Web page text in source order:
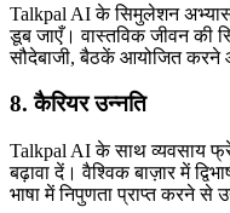
Talkpal AI के सिमुलेशन अभ्यासों
डूब जाएँ। वास्तविक जीवन की
सौदेबाजी, बैठकें आयोजित करने
8. कैरियर उन्नति
Talkpal AI के साथ व्यवसाय
बढ़ावा दें। वैश्विक बाज़ार में
भाषा में निपुणता प्राप्त करने